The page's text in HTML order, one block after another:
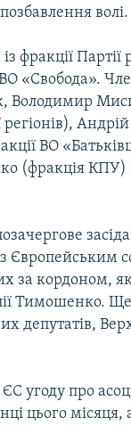
волі.
фракції
«Свобода».
Володимир
регіонів),
ВО
(фракція КПУ)
з
за кордоном,
Тимошенко.
депутатів,
угоду про
цього місяця,